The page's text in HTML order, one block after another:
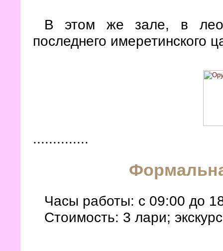
В этом же зале, в
последнего имеретинского
..............
Часы работы: с 09:00 до
Стоимость: 3 лари;